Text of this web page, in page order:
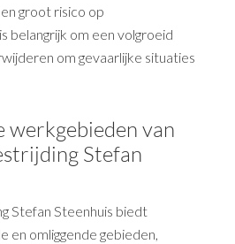
groot risico op
belangrijk om een volgroeid
om gevaarlijke situaties
werkgebieden van
Stefan
Stefan Steenhuis biedt
en omliggende gebieden,